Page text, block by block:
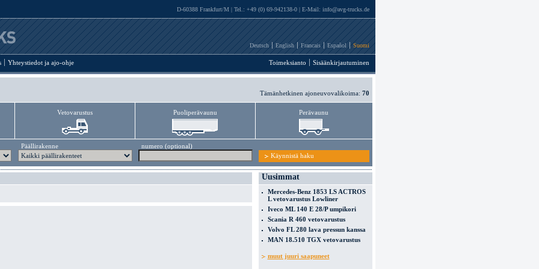
D-60388 Frankfurt/M | Tel.: +49 (0) 69-942138-0 | E-Mail: info@avg-trucks.de
Deutsch English Francais Español Suomi
Yhteystiedot ja ajo-ohje Toimeksianto Sisäänkirjautuminen
Tämänhetkinen ajoneuvovalikoima: 70
Vetovarustus Puoliperävaunu Perävaunu
Päällirakenne
numero (optional)
Käynnistä haku
Uusimmat
Mercedes-Benz 1853 LS ACTROS
L vetovarustus Lowliner
Iveco ML 140 E 28/P umpikori
Scania R 460 vetovarustus
Volvo FL 280 lava pressun kanssa
MAN 18.510 TGX vetovarustus
muut juuri saapuneet